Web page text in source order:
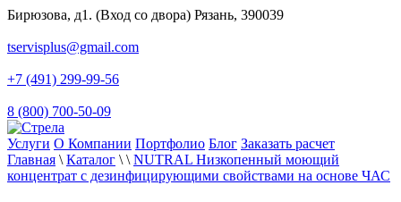
Бирюзова, д1. (Вход со двора) Рязань, 390039
tservisplus@gmail.com
+7 (491) 299-99-56
8 (800) 700-50-09
Услуги О Компании Портфолио Блог Заказать расчет
Главная \ Каталог \ \ NUTRAL Низкопенный моющий
концентрат с дезинфицирующими свойствами на основе ЧАС